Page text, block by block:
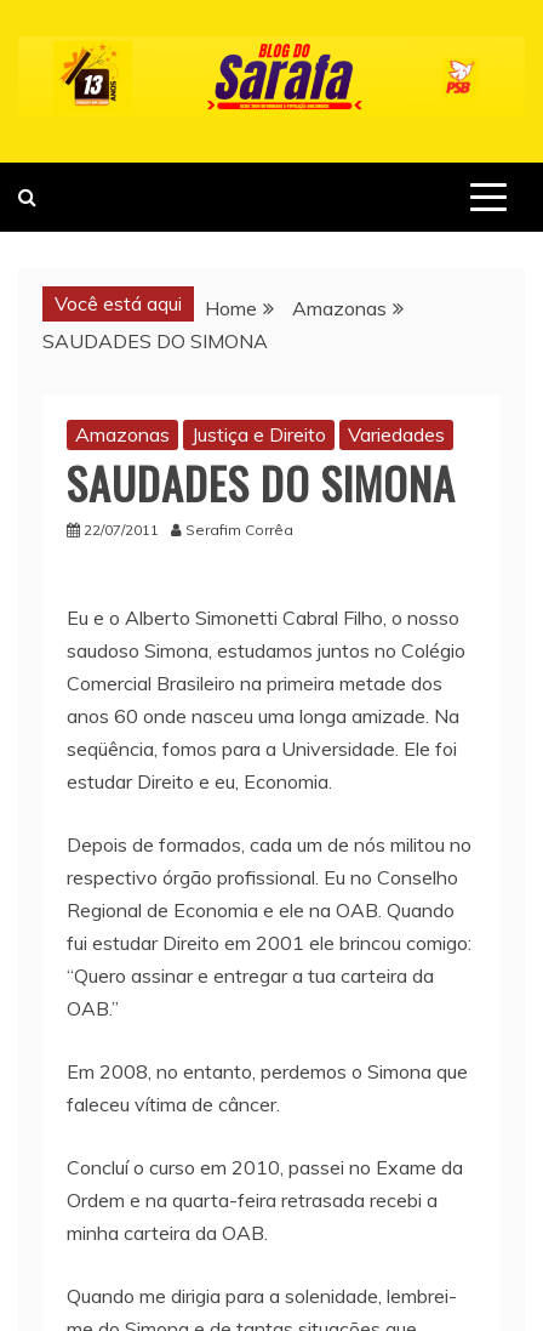
content
Você está aqui Home
Amazonas
SAUDADES DO SIMONA
Amazonas Justiça e Direito Variedades
SAUDADES DO SIMONA
22/07/2011 Serafim Corrêa
Eu e o Alberto Simonetti Cabral Filho, o nosso
saudoso Simona, estudamos juntos no Colégio
Comercial Brasileiro na primeira metade dos
anos 60 onde nasceu uma longa amizade. Na
seqüência, fomos para a Universidade. Ele foi
estudar Direito e eu, Economia.
Depois de formados, cada um de nós militou no
respectivo órgão profissional. Eu no Conselho
Regional de Economia e ele na OAB. Quando
fui estudar Direito em 2001 ele brincou comigo:
“Quero assinar e entregar a tua carteira da
OAB.”
Em 2008, no entanto, perdemos o Simona que
faleceu vítima de câncer.
Concluí o curso em 2010, passei no Exame da
Ordem e na quarta-feira retrasada recebi a
minha carteira da OAB.
Quando me dirigia para a solenidade, lembrei-